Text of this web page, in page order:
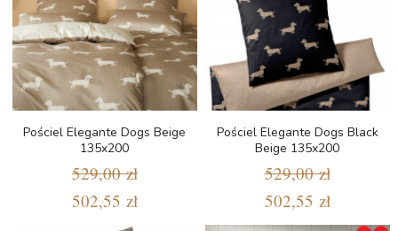
Pościel Elegante Dogs Beige
135x200
529,00 zł
502,55 zł
Pościel Elegante Dogs Black
Beige 135x200
529,00 zł
502,55 zł